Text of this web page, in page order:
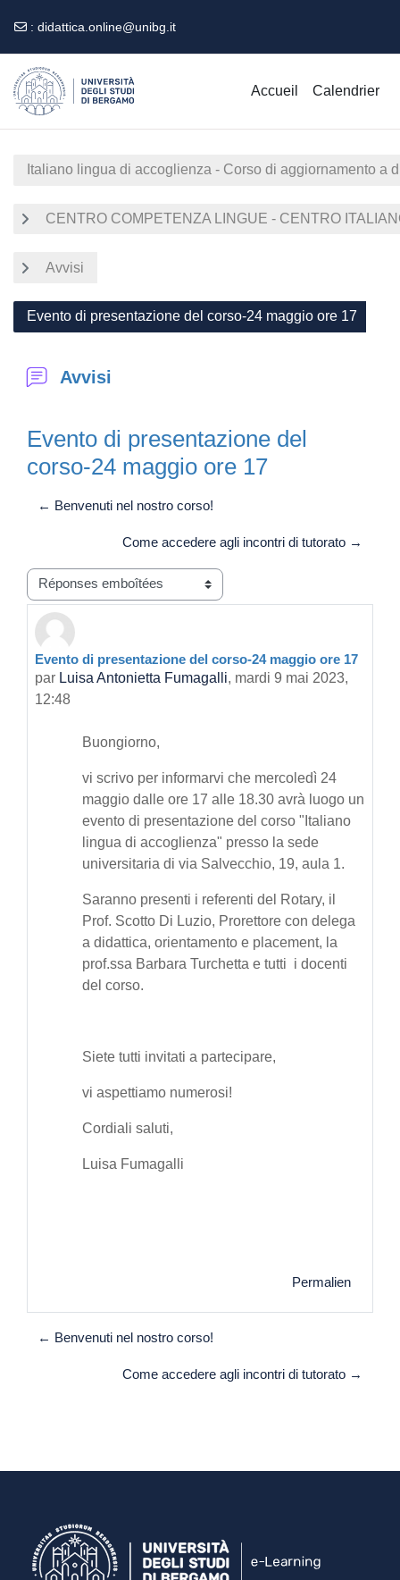
: didattica.online@unibg.it
Accueil Calendrier
Italiano lingua di accoglienza - Corso di aggiornamento a
CENTRO COMPETENZA LINGUE - CENTRO
Avvisi
Evento di presentazione del corso-24 maggio ore 17
Avvisi
Evento di presentazione del
corso-24 maggio ore 17
← Benvenuti nel nostro corso!
Come accedere agli incontri di tutorato →
Type d’affichage
Evento di presentazione del corso-24 maggio ore 17
par Luisa Antonietta Fumagalli, mardi 9 mai 2023,
12:48
Nombre de réponses : 0
Buongiorno,
vi scrivo per informarvi che mercoledì 24
maggio dalle ore 17 alle 18.30 avrà luogo un
evento di presentazione del corso "Italiano
lingua di accoglienza" presso la sede
universitaria di via Salvecchio, 19, aula 1.
Saranno presenti i referenti del Rotary, il
Prof. Scotto Di Luzio, Prorettore con delega
a didattica, orientamento e placement, la
prof.ssa Barbara Turchetta e tutti i docenti
del corso.
Siete tutti invitati a partecipare,
vi aspettiamo numerosi!
Cordiali saluti,
Luisa Fumagalli
Permalien
← Benvenuti nel nostro corso!
Come accedere agli incontri di tutorato →